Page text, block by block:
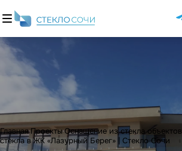
ГлавнаяПроектыОснащение из стекла объектов
стекла в ЖК «Лазурный Берег» | Стекло Сочи